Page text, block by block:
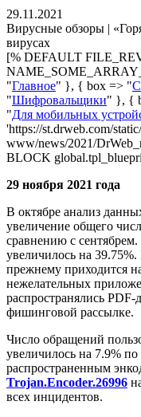
29.11.2021
Вирусные обзоры |
вирусах
[% DEFAULT
"Главное" }, { box => "
"Шифровальщики" }, {
"Для мобильных
'https://st.drweb.com/
www/news/2021/
BLOCK
29 ноября 2021 года
В октябре анализ
увеличение общего
сравнению с
увеличилось на
прежнему приходится
нежелательных
распространялись
фишинговой рассылке.
Число обращений
увеличилось на 7.9%
распространенным
Trojan.Encoder.26996
всех инцидентов.